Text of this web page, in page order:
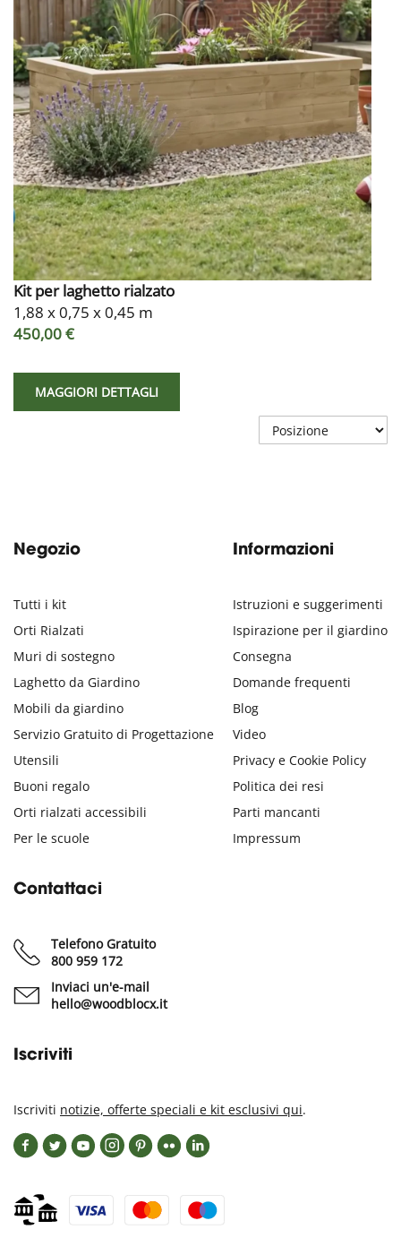
Kit per laghetto rialzato
1,88 x 0,75 x 0,45 m
450,00 €
MAGGIORI DETTAGLI
Negozio
Tutti i kit
Orti Rialzati
Muri di sostegno
Laghetto da Giardino
Mobili da giardino
Servizio Gratuito di Progettazione
Utensili
Buoni regalo
Orti rialzati accessibili
Per le scuole
Informazioni
Istruzioni e suggerimenti
Ispirazione per il giardino
Consegna
Domande frequenti
Blog
Video
Privacy e Cookie Policy
Politica dei resi
Parti mancanti
Impressum
Contattaci
Telefono Gratuito
800 959 172
Inviaci un'e-mail
hello@woodblocx.it
Iscriviti
Iscriviti notizie, offerte speciali e kit esclusivi qui.